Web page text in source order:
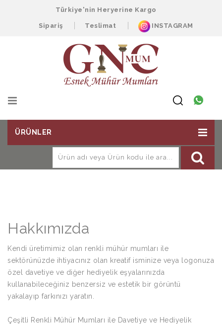
Türkiye'nin Heryerine Kargo
Sipariş Teslimat INSTAGRAM
ÜRÜNLER
Hakkımızda
Kendi üretimimiz olan renkli mühür mumları ile
sektörünüzde ihtiyacınız olan kreatif isminize veya logonuza
özel davetiye ve diğer hediyelik eşyalarınızda
kullanabileceğiniz benzersiz ve estetik bir görüntü
yakalayıp farkınızı yaratın.
Çeşitli Renkli Mühür Mumları ile Davetiye ve Hediyelik